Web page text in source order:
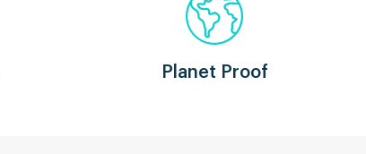
Planet Proof